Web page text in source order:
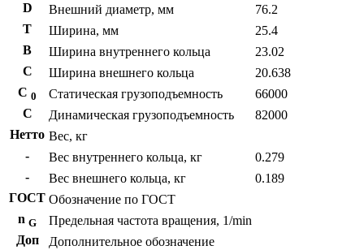
D
Внешний диаметр, мм
76.2
T
Ширина, мм
25.4
B
Ширина внутреннего кольца
23.02
С
Ширина внешнего кольца
20.638
С 0 Статическая грузоподъемность
66000
C
Динамическая грузоподъемность
82000
Нетто Вес, кг
-
Вес внутреннего кольца, кг
0.279
-
Вес внешнего кольца, кг
0.189
ГОСТ Обозначение по ГОСТ
n G
Предельная частота вращения, 1/min
Доп
Дополнительное обозначение